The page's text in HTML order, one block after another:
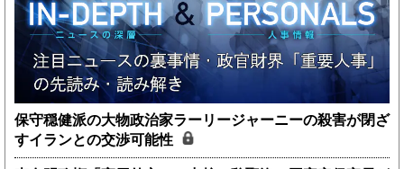
保守穏健派の大物政治家ラーリージャーニーの殺害が閉ざ
すイランとの交渉可能性